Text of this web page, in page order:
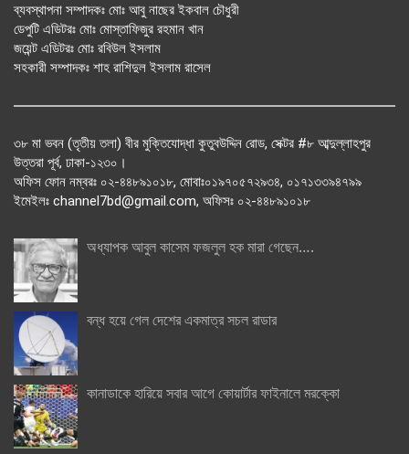
ব্যবস্থাপনা সম্পাদকঃ মোঃ আবু নাছের ইকবাল চৌধুরী
ডেপুটি এডিটরঃ মোঃ মোস্তাফিজুর রহমান খান
জয়েন্ট এডিটরঃ মোঃ রবিউল ইসলাম
সহকারী সম্পাদকঃ শাহ রাশিদুল ইসলাম রাসেল
৩৮ মা ভবন (তৃতীয় তলা) বীর মুক্তিযোদ্ধা কুতুবউদ্দিন রোড, সেক্টর #৮ আব্দুল্লাহপুর
উত্তরা পূর্ব, ঢাকা-১২৩০।
অফিস ফোন নম্বরঃ ০২-৪৪৮৯১০১৮, মোবাঃ০১৯৭০৫৭২৯৩৪, ০১৭১৩৩৯৪৭৯৯
ইমেইলঃ channel7bd@gmail.com, অফিসঃ ০২-৪৪৮৯১০১৮
অধ্যাপক আবুল কাসেম ফজলুল হক মারা গেছেন….
বন্ধ হয়ে গেল দেশের একমাত্র সচল রাডার
কানাডাকে হারিয়ে সবার আগে কোয়ার্টার ফাইনালে মরক্কো